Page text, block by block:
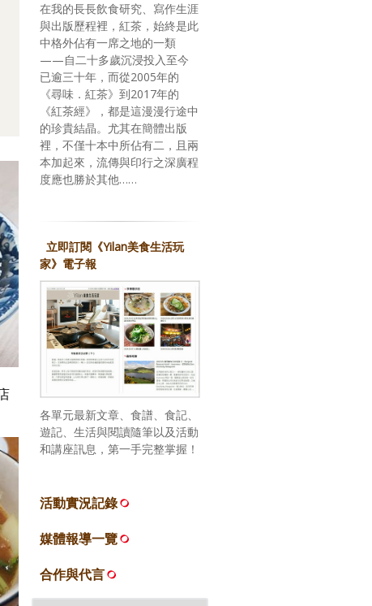
在我的長長飲食研究、寫作生涯
與出版歷程裡，紅茶，始終是此
中格外佔有一席之地的一類
——自二十多歲沉浸投入至今
已逾三十年，而從2005年的
《尋味．紅茶》到2017年的
《紅茶經》，都是這漫漫行途中
的珍貴結晶。尤其在簡體出版
裡，不僅十本中所佔有二，且兩
本加起來，流傳與印行之深廣程
度應也勝於其他……
立即訂閱《Yilan美食生活玩
家》電子報
各單元最新文章、食譜、食記、
遊記、生活與閱讀隨筆以及活動
和講座訊息，第一手完整掌握！
活動實況記錄
媒體報導一覽
合作與代言